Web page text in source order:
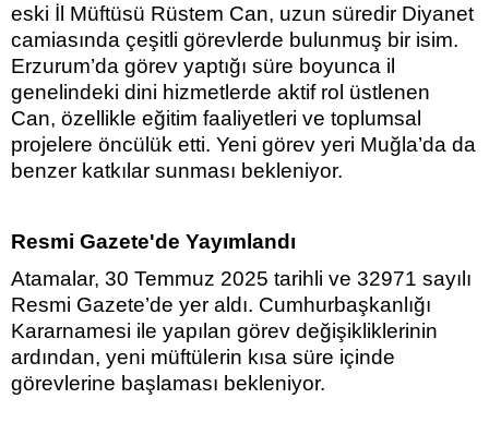
eski İl Müftüsü Rüstem Can, uzun süredir Diyanet
camiasında çeşitli görevlerde bulunmuş bir isim.
Erzurum’da görev yaptığı süre boyunca il
genelindeki dini hizmetlerde aktif rol üstlenen
Can, özellikle eğitim faaliyetleri ve toplumsal
projelere öncülük etti. Yeni görev yeri Muğla’da da
benzer katkılar sunması bekleniyor.
Resmi Gazete'de Yayımlandı
Atamalar, 30 Temmuz 2025 tarihli ve 32971 sayılı
Resmi Gazete’de yer aldı. Cumhurbaşkanlığı
Kararnamesi ile yapılan görev değişikliklerinin
ardından, yeni müftülerin kısa süre içinde
görevlerine başlaması bekleniyor.